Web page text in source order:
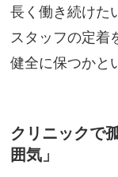
長く働き続けた
スタッフの定着
健全に保つかと
クリニックで
囲気」